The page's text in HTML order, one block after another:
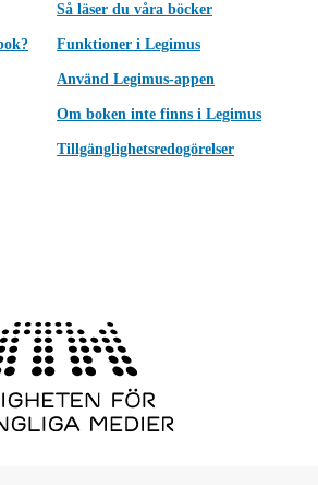
Så läser du våra böcker
Funktioner i Legimus
Använd Legimus-appen
Om boken inte finns i Legimus
Tillgänglighetsredogörelser